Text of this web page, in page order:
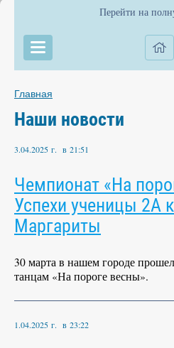
Перейти на
Главная
Наши новости
3.04.2025 г. в 21:51
Чемпионат «На
Успехи ученицы 2А
Маргариты
30 марта в нашем городе
танцам «На пороге весны».
1.04.2025 г. в 23:22